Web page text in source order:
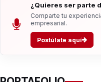
¿Quieres ser parte
Comparte tu
empresarial.
Postúlate aquí